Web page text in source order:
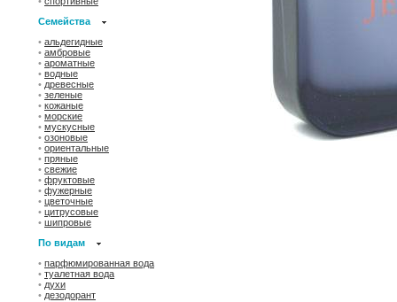
Семейства
• альдегидные
• амбровые
• ароматные
• водные
• древесные
• зеленые
• кожаные
• морские
• мускусные
• озоновые
• ориентальные
• пряные
• свежие
• фруктовые
• фужерные
• цветочные
• цитрусовые
• шипровые
По видам
• парфюмированная вода
• туалетная вода
• духи
• дезодорант